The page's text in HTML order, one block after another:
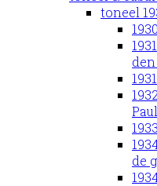
toneel
de